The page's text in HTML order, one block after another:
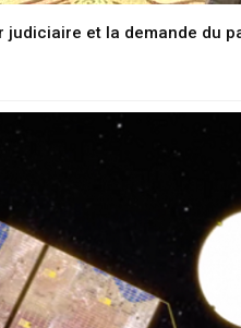
judiciaire et la demande du